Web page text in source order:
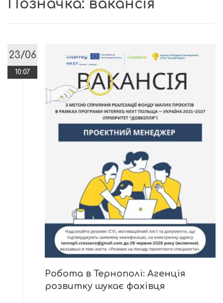
Позначка: вакансія
23/06
10:07
Робота в Тернополі: Агенція
розвитку шукає фахівця